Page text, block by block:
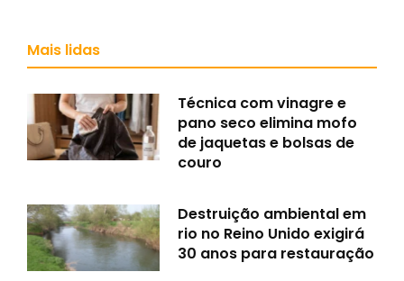
Mais lidas
Técnica com vinagre e
pano seco elimina mofo
de jaquetas e bolsas de
couro
Destruição ambiental em
rio no Reino Unido exigirá
30 anos para restauração